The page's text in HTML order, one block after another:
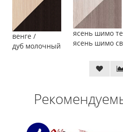
венге /
дуб молочный
ясень шимо
ясень шимо